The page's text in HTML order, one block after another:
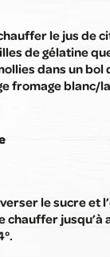
le jus de
de gélatine
dans un bol
fromage blanc/
le sucre et
chauffer jusqu’à